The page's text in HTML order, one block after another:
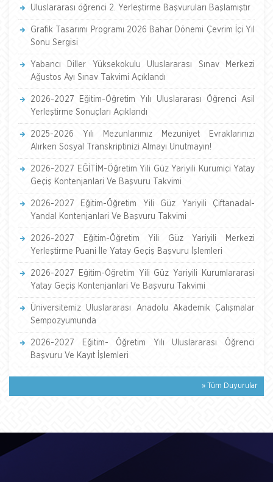
Uluslararası öğrenci 2. Yerleştirme Başvuruları Başlamıştır
Grafik Tasarımı Programı 2026 Bahar Dönemi Çevrim İçi Yıl
Sonu Sergisi
Yabancı Diller Yüksekokulu Uluslararası Sınav Merkezi
Ağustos Ayı Sınav Takvimi Açıklandı
2026-2027 Eğitim-Öğretim Yılı Uluslararası Öğrenci Asil
Yerleştirme Sonuçları Açıklandı
2025-2026 Yılı Mezunlarımız Mezuniyet Evraklarınızı
Alırken Sosyal Transkriptinizi Almayı Unutmayın!
2026-2027 EĞİTİM-Öğretim Yili Güz Yariyili Kurumiçi Yatay
Geçiş Kontenjanlari Ve Başvuru Takvimi
2026-2027 Eğitim-Öğretim Yili Güz Yariyili Çiftanadal-
Yandal Kontenjanlari Ve Başvuru Takvimi
2026-2027 Eğitim-Öğretim Yili Güz Yariyili Merkezi
Yerleştirme Puani İle Yatay Geçiş Başvuru İşlemleri
2026-2027 Eğitim-Öğretim Yili Güz Yariyili Kurumlararasi
Yatay Geçiş Kontenjanlari Ve Başvuru Takvimi
Üniversitemiz Uluslararası Anadolu Akademik Çalışmalar
Sempozyumunda
2026-2027 Eğitim- Öğretim Yılı Uluslararası Öğrenci
Başvuru Ve Kayıt İşlemleri
» Tüm Duyurular